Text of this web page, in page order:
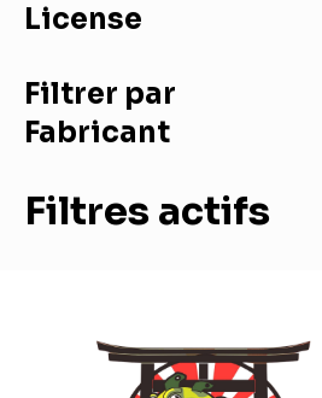
License
Filtrer par
Fabricant
Filtres actifs